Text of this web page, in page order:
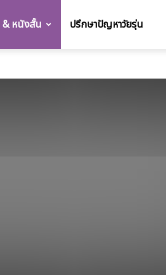
& หนังสั้น ปรึกษาปัญหาวัยรุ่น